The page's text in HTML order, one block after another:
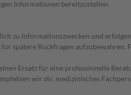
Informationen bereitzustellen.
zu Informationszwecken und
spätere Rückfragen
Ersatz für eine professionelle
wir dir, medizinisches